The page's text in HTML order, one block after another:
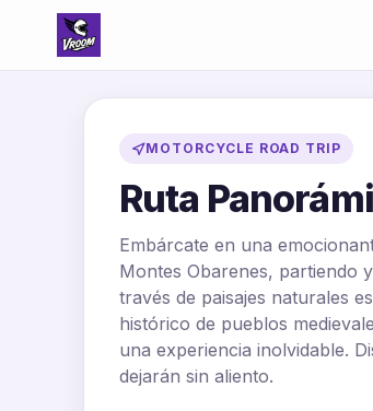
MOTORCYCLE ROAD TRIP
Ruta
Embárcate en una
Montes Obarenes, partiendo
través de paisajes naturales
histórico de pueblos
una experiencia inolvidable.
dejarán sin aliento.